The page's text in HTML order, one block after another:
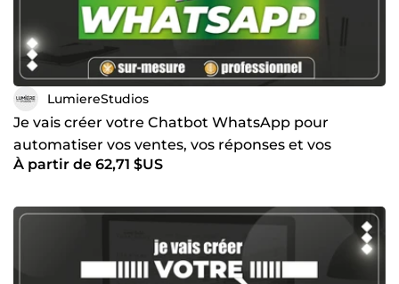
LumiereStudios
Je vais créer votre Chatbot WhatsApp pour
automatiser vos ventes, vos réponses et vos
actions grâce à lIA
À partir de 62,71 $US